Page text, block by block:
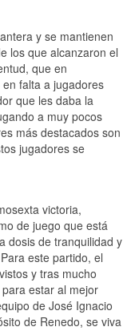
y se mantienen
los que alcanzaron el
que en
falta a jugadores
que les daba la
a muy pocos
más destacados son
jugadores se
victoria,
de juego que está
dosis de tranquilidad y
este partido, el
y tras mucho
estar al mejor
de José Ignacio
de Renedo, se viva